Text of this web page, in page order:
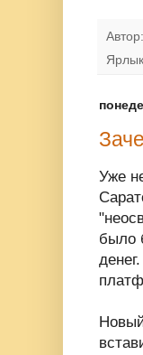
Автор:
Уже
было